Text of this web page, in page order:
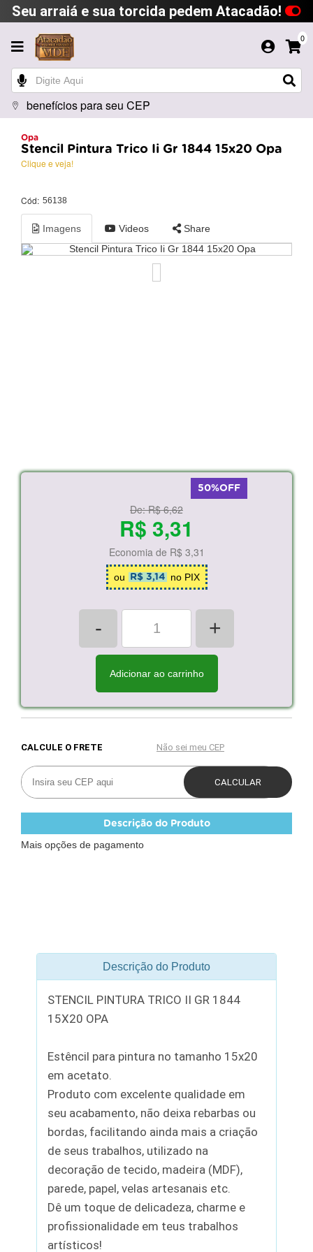
Seu arraiá e sua torcida pedem Atacadão!
0
benefícios para seu CEP
Opa
Stencil Pintura Trico Ii Gr 1844 15x20 Opa
Clique e veja!
Cód: 56138
Imagens Videos Share
50%OFF
De:R$ 6,62
R$ 3,31
Economia de R$ 3,31
ou R$ 3,14 no PIX
- +
Adicionar ao carrinho
Descrição do Produto
Mais opções de pagamento
Descrição do Produto
STENCIL PINTURA TRICO II GR 1844
15X20 OPA
Estêncil para pintura no tamanho 15x20
em acetato.
Produto com excelente qualidade em
seu acabamento, não deixa rebarbas ou
bordas, facilitando ainda mais a criação
de seus trabalhos, utilizado na
decoração de tecido, madeira (MDF),
parede, papel, velas artesanais etc.
Dê um toque de delicadeza, charme e
profissionalidade em teus trabalhos
artísticos!